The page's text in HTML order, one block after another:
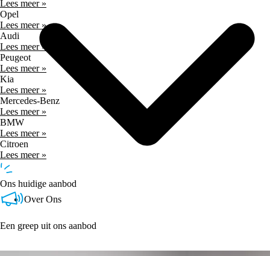
Over Ons
Lees meer »
Opel
Lees meer »
Audi
Lees meer »
Peugeot
Lees meer »
Kia
Lees meer »
Mercedes-Benz
Lees meer »
BMW
Lees meer »
Citroen
Lees meer »
Ons huidige aanbod
Een greep uit ons aanbod